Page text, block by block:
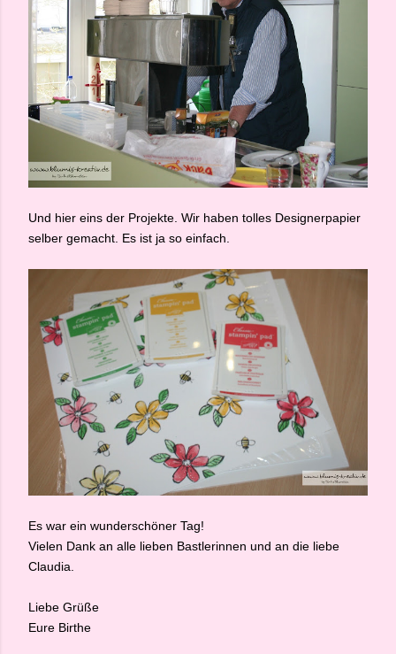
Und hier eins der Projekte. Wir haben tolles Designerpapier
selber gemacht. Es ist ja so einfach.
Es war ein wunderschöner Tag!
Vielen Dank an alle lieben Bastlerinnen und an die liebe
Claudia.
Liebe Grüße
Eure Birthe